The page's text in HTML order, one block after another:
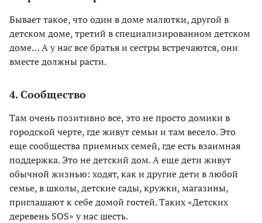
Бывает такое, что один в доме малютки, другой в
детском доме, третий в специализированном детском
доме… А у нас все братья и сестры встречаются, они
вместе должны расти.
4. Сообщество
Там очень позитивно все, это не просто домики в
городской черте, где живут семьи и там весело. Это
еще сообщества приемных семей, где есть взаимная
поддержка. Это не детский дом. А еще дети живут
обычной жизнью: ходят, как и другие дети в любой
семье, в школы, детские сады, кружки, магазины,
приглашают к себе домой гостей. Таких «Детских
деревень SOS» у нас шесть.